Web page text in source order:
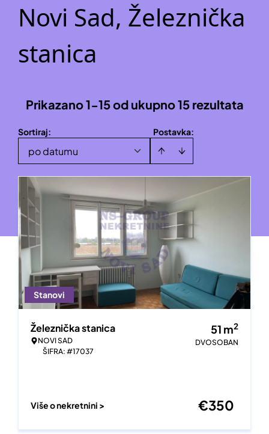
Novi Sad, Železnička
stanica
Prikazano 1-15 od ukupno 15 rezultata
Postavka:
Sortiraj:
po datumu
Stanovi
Železnička stanica
NOVI SAD
ŠIFRA: #17037
51 m2
DVOSOBAN
Više o nekretnini > €350